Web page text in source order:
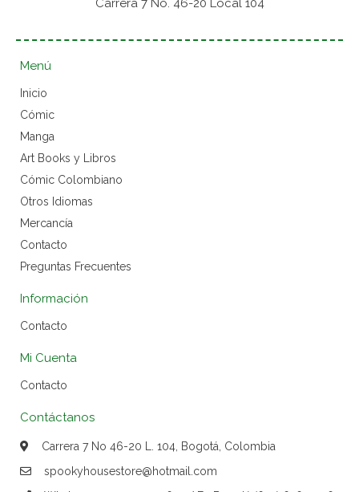
Carrera 7 No. 46-20 Local 104
Menú
Inicio
Cómic
Manga
Art Books y Libros
Cómic Colombiano
Otros Idiomas
Mercancía
Contacto
Preguntas Frecuentes
Información
Contacto
Mi Cuenta
Contacto
Contáctanos
Carrera 7 No 46-20 L. 104, Bogotá, Colombia
spookyhousestore@hotmail.com